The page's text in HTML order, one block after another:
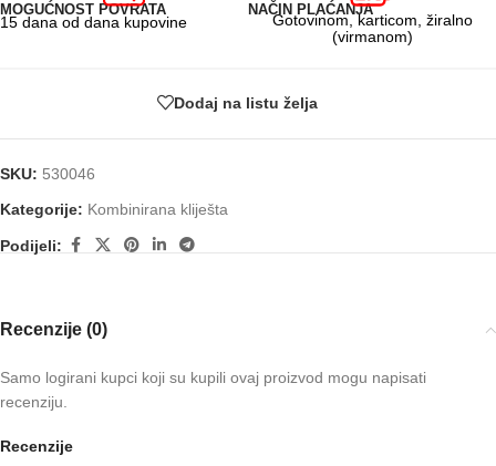
MOGUĆNOST POVRATA
15 dana od dana kupovine
NAČIN PLAĆANJA
Gotovinom, karticom, žiralno
(virmanom)
Dodaj na listu želja
SKU: 530046
Kategorije: Kombinirana kliješta
Podijeli:
Recenzije (0)
Recenzije
Samo logirani kupci koji su kupili ovaj proizvod mogu napisati
recenziju.